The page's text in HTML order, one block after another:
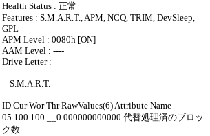
Health Status : 正常
Features : S.M.A.R.T., APM, NCQ, TRIM, DevSleep,
GPL
APM Level : 0080h [ON]
AAM Level : ----
Drive Letter :
-- S.M.A.R.T. -------------------------------------------------------
-------
ID Cur Wor Thr RawValues(6) Attribute Name
05 100 100 __0 000000000000 代替処理済のブロッ
ク数